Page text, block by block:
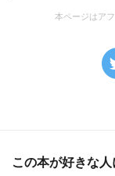
本ページはア
この本が好きな